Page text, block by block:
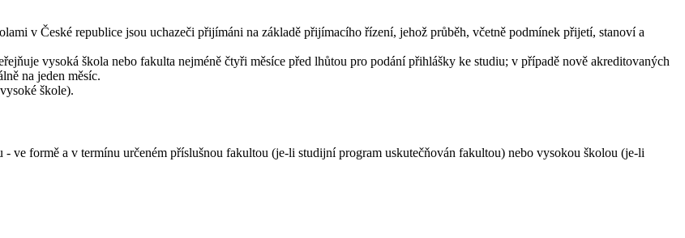
v České republice jsou uchazeči přijímáni na základě přijímacího řízení, jehož průběh, včetně podmínek přijetí, stanoví a
vysoká škola nebo fakulta nejméně čtyři měsíce před lhůtou pro podání přihlášky ke studiu; v případě nově akreditovaných
na jeden měsíc.
škole).
ve formě a v termínu určeném příslušnou fakultou (je-li studijní program uskutečňován fakultou) nebo vysokou školou (je-li